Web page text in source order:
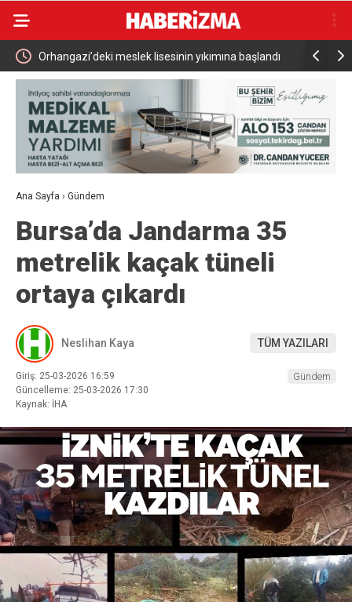
Orhangazi’deki meslek lisesinin yıkımına başlandı Neşet
doldu taştı
Ana Sayfa › Gündem
Bursa’da Jandarma 35
metrelik kaçak tüneli
ortaya çıkardı
Neslihan Kaya TÜM YAZILARI
Giriş: 25-03-2026 16:59
Güncelleme: 25-03-2026 17:30
Kaynak: İHA
Gündem